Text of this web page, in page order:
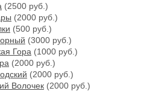
(2500 руб.)
(2000 руб.)
(500 руб.)
(3000 руб.)
Гора (1000 руб.)
(2000 руб.)
(2000 руб.)
Волочек (2000 руб.)